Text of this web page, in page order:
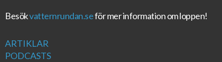
Besökvatternrundan.seför mer information om loppen!
ARTIKLAR
PODCASTS